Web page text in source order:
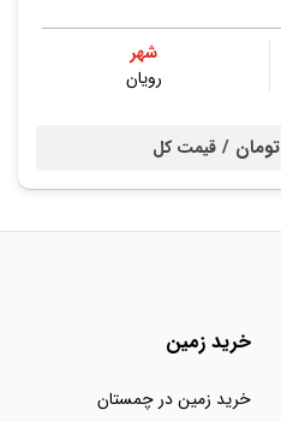
شهر
رویان
قیمت کل
خرید زمین
خرید زمین در چمستان